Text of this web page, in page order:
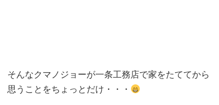
そんなクマノジョーが一条工務店で家をたててから
思うことをちょっとだけ・・・